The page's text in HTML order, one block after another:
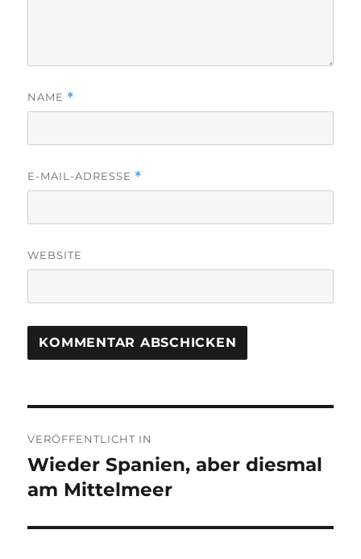
NAME *
E-MAIL-ADRESSE *
WEBSITE
VERÖFFENTLICHT IN
Wieder Spanien, aber diesmal
am Mittelmeer